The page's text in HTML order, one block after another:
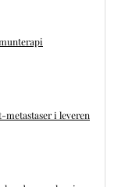
i leveren